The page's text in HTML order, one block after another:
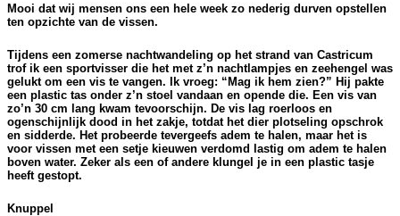
Mooi dat wij mensen ons een hele week zo nederig durven opstellen
ten opzichte van de vissen.
Tijdens een zomerse nachtwandeling op het strand van Castricum
trof ik een sportvisser die het met z’n nachtlampjes en zeehengel was
gelukt om een vis te vangen. Ik vroeg: “Mag ik hem zien?” Hij pakte
een plastic tas onder z’n stoel vandaan en opende die. Een vis van
zo’n 30 cm lang kwam tevoorschijn. De vis lag roerloos en
ogenschijnlijk dood in het zakje, totdat het dier plotseling opschrok
en sidderde. Het probeerde tevergeefs adem te halen, maar het is
voor vissen met een setje kieuwen verdomd lastig om adem te halen
boven water. Zeker als een of andere klungel je in een plastic tasje
heeft gestopt.
Knuppel